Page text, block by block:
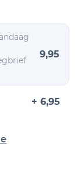
9,95
+ 6,95